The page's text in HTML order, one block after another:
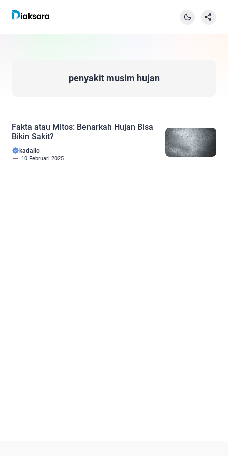
penyakit musim hujan
Fakta atau Mitos: Benarkah Hujan Bisa
Bikin Sakit?
kadalio
10 Februari 2025